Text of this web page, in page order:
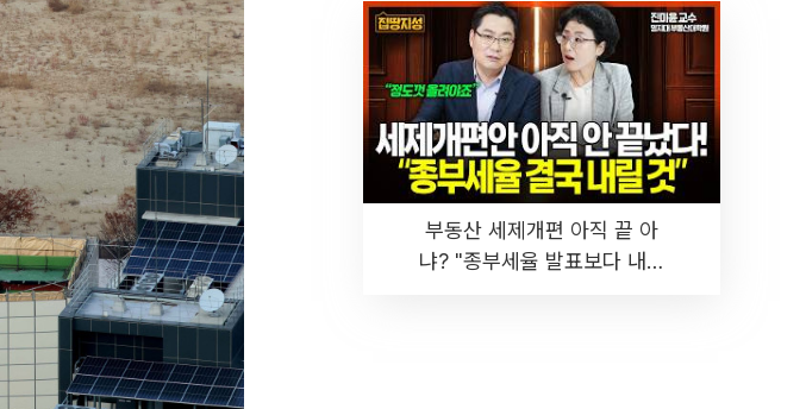
부동산 세제개편 아직 끝 아
냐? "종부세율 발표보다 내릴